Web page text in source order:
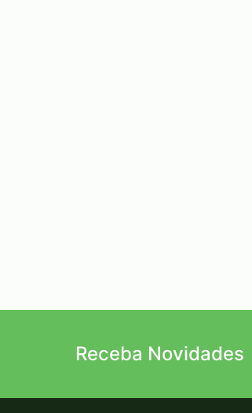
Receba Novidades